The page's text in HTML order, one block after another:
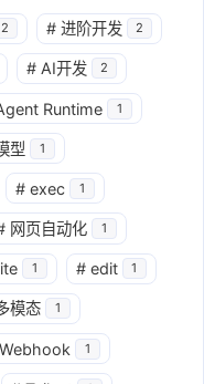
2 # 进阶开发 2
# AI开发 2
Runtime 1
型 1
# exec 1
网页自动化 1
1 # edit 1
模态 1
Webhook 1